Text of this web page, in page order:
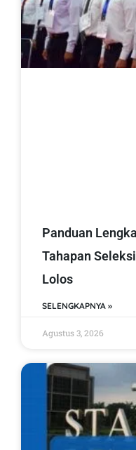
Panduan
Tahapan
Lolos
SELENGKAPNYA »
Agustus 3, 2026